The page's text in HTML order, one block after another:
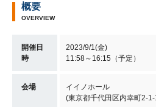
概要
OVERVIEW
開催日
時
2023/9/1(金)
11:58～16:15（予定）
会場
イイノホール
(東京都千代田区内幸町2-